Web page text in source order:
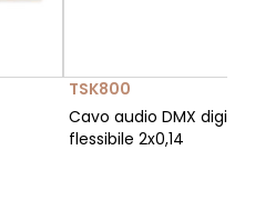
TSK800
Cavo audio DMX
flessibile 2x0,14